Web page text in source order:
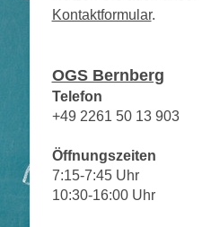
Kontaktformular.
OGS Bernberg
Telefon
+49 2261 50 13 903
Öffnungszeiten
7:15-7:45 Uhr
10:30-16:00 Uhr